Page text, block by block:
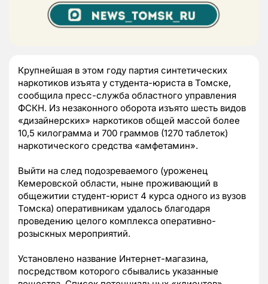
Крупнейшая в этом году партия синтетических
наркотиков изъята у студента-юриста в Томске,
сообщила пресс-служба областного управления
ФСКН. Из незаконного оборота изъято шесть видов
«дизайнерских» наркотиков общей массой более
10,5 килограмма и 700 граммов (1270 таблеток)
наркотического средства «амфетамин».
Выйти на след подозреваемого (уроженец
Кемеровской области, ныне проживающий в
общежитии студент-юрист 4 курса одного из вузов
Томска) оперативникам удалось благодаря
проведению целого комплекса оперативно-
розыскных мероприятий.
Установлено название Интернет-магазина,
посредством которого сбывались указанные